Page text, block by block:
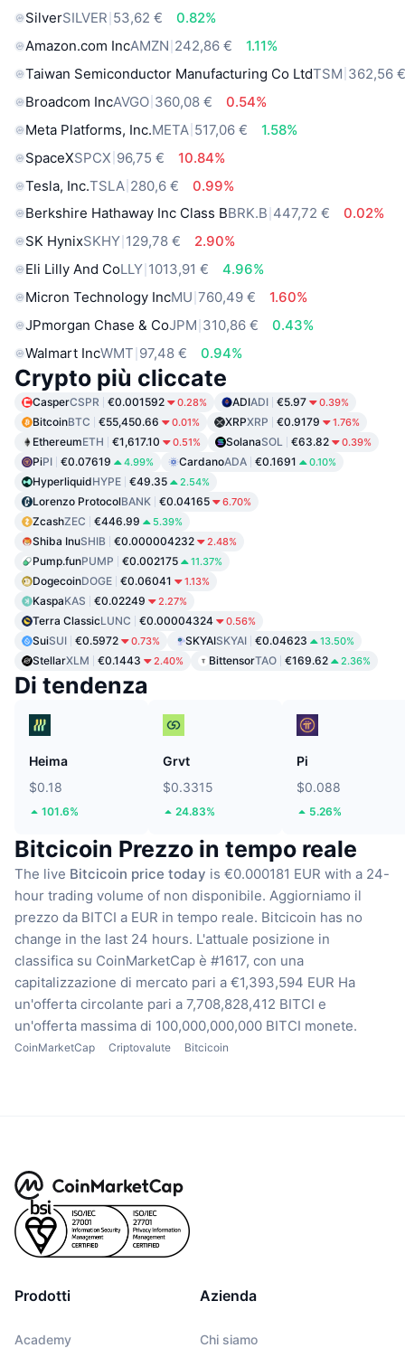
SilverSILVER 53,62 €
0.82%
Amazon.com IncAMZN 242,86 €
1.11%
Taiwan Semiconductor Manufacturing Co LtdTSM 362,56
Broadcom IncAVGO 360,08 €
0.54%
Meta Platforms, Inc.META 517,06 €
1.58%
SpaceXSPCX 96,75 €
10.84%
Tesla, Inc.TSLA 280,6 €
0.99%
Berkshire Hathaway Inc Class BBRK.B 447,72 €
0.02%
SK HynixSKHY 129,78 €
2.90%
Eli Lilly And CoLLY 1013,91 €
4.96%
Micron Technology IncMU 760,49 €
1.60%
JPmorgan Chase & CoJPM 310,86 €
0.43%
Walmart IncWMT 97,48 € 0.94%
Crypto più cliccate
CasperCSPR €0.001592 0.28% ADIADI €5.97 0.39%
BitcoinBTC €55,450.66 0.01% XRPXRP €0.9179 1.76%
EthereumETH €1,617.10 0.51% SolanaSOL €63.82 0.39%
PiPI €0.07619 4.99% CardanoADA €0.1691 0.10%
HyperliquidHYPE €49.35 2.54%
Lorenzo ProtocolBANK €0.04165 6.70%
ZcashZEC €446.99 5.39%
Shiba InuSHIB €0.000004232 2.48%
Pump.funPUMP €0.002175 11.37%
DogecoinDOGE €0.06041 1.13%
KaspaKAS €0.02249 2.27%
Terra ClassicLUNC €0.00004324 0.56%
SuiSUI €0.5972 0.73% SKYAISKYAI €0.04623 13.50%
StellarXLM €0.1443 2.40% BittensorTAO €169.62 2.36%
Di tendenza
Heima
$0.18
101.6%
Grvt
$0.3315
24.83%
Pi
$0.088
5.26%
Bitcicoin Prezzo in tempo reale
The live Bitcicoin price today is €0.000181 EUR with a 24-
hour trading volume of non disponibile. Aggiorniamo il
prezzo da BITCI a EUR in tempo reale. Bitcicoin has no
change in the last 24 hours. L'attuale posizione in
classifica su CoinMarketCap è #1617, con una
capitalizzazione di mercato pari a €1,393,594 EUR Ha
un'offerta circolante pari a 7,708,828,412 BITCI e
un'offerta massima di 100,000,000,000 BITCI monete.
CoinMarketCap Criptovalute Bitcicoin
Prodotti
Academy
Azienda
Chi siamo